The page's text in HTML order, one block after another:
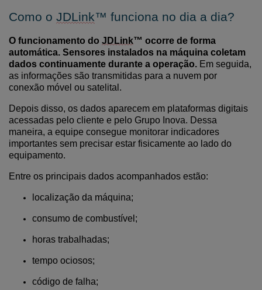
Como o JDLink™ funciona no dia a dia?
O funcionamento do JDLink™ ocorre de forma
automática. Sensores instalados na máquina coletam
dados continuamente durante a operação. Em seguida,
as informações são transmitidas para a nuvem por
conexão móvel ou satelital.
Depois disso, os dados aparecem em plataformas digitais
acessadas pelo cliente e pelo Grupo Inova. Dessa
maneira, a equipe consegue monitorar indicadores
importantes sem precisar estar fisicamente ao lado do
equipamento.
Entre os principais dados acompanhados estão:
localização da máquina;
consumo de combustível;
horas trabalhadas;
tempo ociosos;
código de falha;